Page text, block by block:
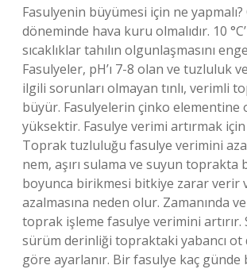
Fasulyenin büyümesi için ne
döneminde hava kuru olmalıdır. 10
sıcaklıklar tahılın olgunlaşmasını
Fasulyeler, pH’ı 7-8 olan ve tuzluluk
ilgili sorunları olmayan tınlı, verimli
büyür. Fasulyelerin çinko elementine
yüksektir. Fasulye verimi artırmak için
Toprak tuzluluğu fasulye verimini
nem, aşırı sulama ve suyun toprakta
boyunca birikmesi bitkiye zarar verir
azalmasına neden olur. Zamanında
toprak işleme fasulye verimini artırır.
sürüm derinliği topraktaki yabancı ot
göre ayarlanır. Bir fasulye kaç günde